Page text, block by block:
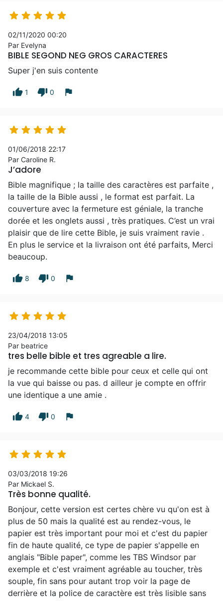
    
02/11/2020 00:20
Par Evelyna
BIBLE SEGOND NEG GROS CARACTERES
Super j'en suis contente
thumb_up 1 thumb_down 0 flag
    
01/06/2018 22:17
Par Caroline R.
J’adore
Bible magnifique ; la taille des caractères est parfaite ,
la taille de la Bible aussi , le format est parfait. La
couverture avec la fermeture est géniale, la tranche
dorée et les onglets aussi , très pratiques. C’est un vrai
plaisir que de lire cette Bible, je suis vraiment ravie .
En plus le service et la livraison ont été parfaits, Merci
beaucoup.
thumb_up 8 thumb_down 0 flag
    
23/04/2018 13:05
Par beatrice
tres belle bible et tres agreable a lire.
je recommande cette bible pour ceux et celle qui ont
la vue qui baisse ou pas. d ailleur je compte en offrir
une identique a une amie .
thumb_up 4 thumb_down 0 flag
    
03/03/2018 19:26
Par Mickael S.
Très bonne qualité.
Bonjour, cette version est certes chère vu qu'on est à
plus de 50 mais la qualité est au rendez-vous, le
papier est très important pour moi et c'est du papier
fin de haute qualité, ce type de papier s'appelle en
anglais "Bible paper", comme les TBS Windsor par
exemple et c'est vraiment agréable au toucher, très
souple, fin sans pour autant trop voir la page de
derrière et la police de caractère est très lisible sans